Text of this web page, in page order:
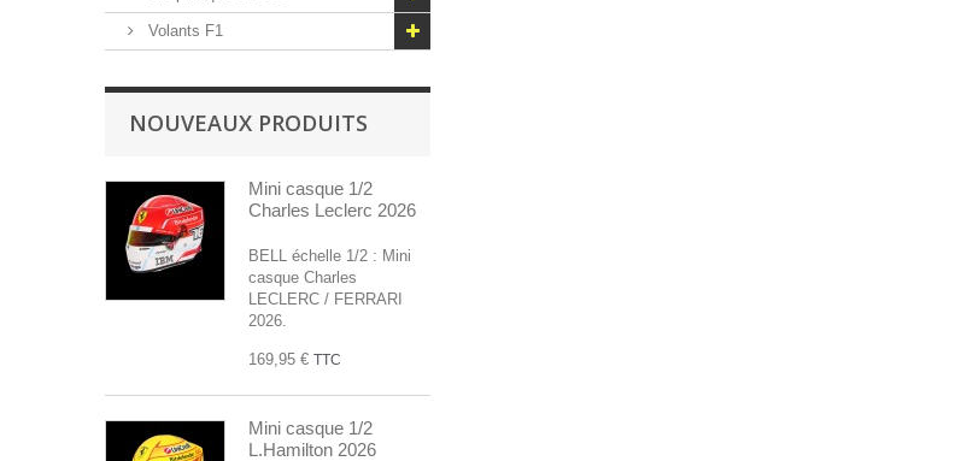
Volants F1
NOUVEAUX PRODUITS
Mini casque 1/2
Charles Leclerc 2026
BELL échelle 1/2 : Mini
casque Charles
LECLERC / FERRARI
2026.
169,95 € TTC
Mini casque 1/2
L.Hamilton 2026